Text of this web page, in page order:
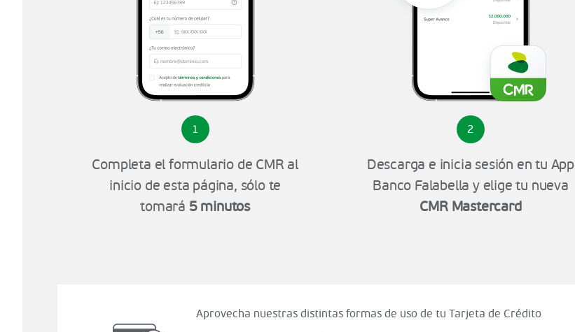
1
Completa el formulario de CMR al
inicio de esta página, sólo te
tomará 5 minutos
2
Descarga e inicia sesión en tu App
Banco Falabella y elige tu nueva
CMR Mastercard
Aprovecha nuestras distintas formas de uso de tu Tarjeta de Crédito